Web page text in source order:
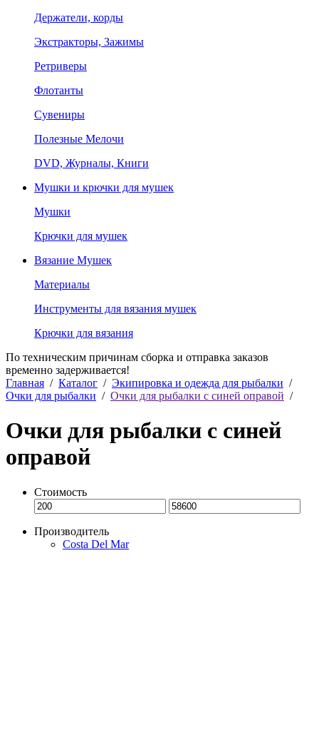
Держатели, корды
Экстракторы, Зажимы
Ретриверы
Флотанты
Сувениры
Полезные Мелочи
DVD, Журналы, Книги
Мушки и крючки для мушек
Мушки
Крючки для мушек
Вязание Мушек
Материалы
Инструменты для вязания мушек
Крючки для вязания
По техническим причинам сборка и отправка заказов
временно задерживается!
Главная / Каталог / Экипировка и одежда для рыбалки /
Очки для рыбалки / Очки для рыбалки с синей оправой /
Очки для рыбалки с синей
оправой
Стоимость
Производитель
Costa Del Mar